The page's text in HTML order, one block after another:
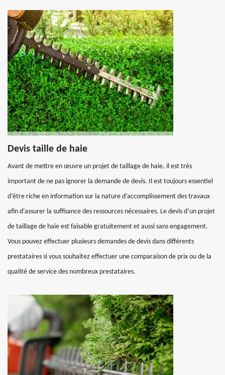
Devis taille de haie
Avant de mettre en œuvre un projet de taillage de haie, il est très
important de ne pas ignorer la demande de devis. Il est toujours essentiel
d’être riche en information sur la nature d’accomplissement des travaux
afin d’assurer la suffisance des ressources nécessaires. Le devis d’un projet
de taillage de haie est faisable gratuitement et aussi sans engagement.
Vous pouvez effectuer plusieurs demandes de devis dans différents
prestataires si vous souhaitez effectuer une comparaison de prix ou de la
qualité de service des nombreux prestataires.